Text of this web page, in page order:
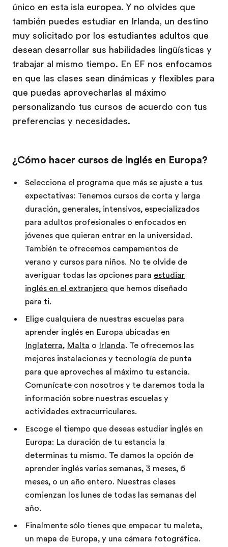
único en esta isla europea. Y no olvides que
también puedes estudiar en Irlanda, un destino
muy solicitado por los estudiantes adultos que
desean desarrollar sus habilidades lingüísticas y
trabajar al mismo tiempo. En EF nos enfocamos
en que las clases sean dinámicas y flexibles para
que puedas aprovecharlas al máximo
personalizando tus cursos de acuerdo con tus
preferencias y necesidades.
¿Cómo hacer cursos de inglés en Europa?
Selecciona el programa que más se ajuste a tus
expectativas: Tenemos cursos de corta y larga
duración, generales, intensivos, especializados
para adultos profesionales o enfocados en
jóvenes que quieran entrar en la universidad.
También te ofrecemos campamentos de
verano y cursos para niños. No te olvide de
averiguar todas las opciones para estudiar
inglés en el extranjero que hemos diseñado
para ti.
Elige cualquiera de nuestras escuelas para
aprender inglés en Europa ubicadas en
Inglaterra, Malta o Irlanda. Te ofrecemos las
mejores instalaciones y tecnología de punta
para que aproveches al máximo tu estancia.
Comunícate con nosotros y te daremos toda la
información sobre nuestras escuelas y
actividades extracurriculares.
Escoge el tiempo que deseas estudiar inglés en
Europa: La duración de tu estancia la
determinas tu mismo. Te damos la opción de
aprender inglés varias semanas, 3 meses, 6
meses, o un año entero. Nuestras clases
comienzan los lunes de todas las semanas del
año.
Finalmente sólo tienes que empacar tu maleta,
un mapa de Europa, y una cámara fotográfica.